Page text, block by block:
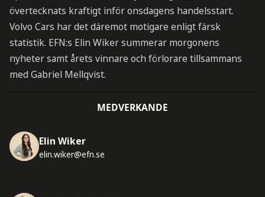
övertecknats kraftigt inför onsdagens handelsstart.
Volvo Cars har det däremot motigare enligt färsk
statistik. EFN:s Elin Wiker summerar morgonens
nyheter samt årets vinnare och förlorare tillsammans
med Gabriel Mellqvist.
MEDVERKANDE
Elin Wiker
elin.wiker@efn.se